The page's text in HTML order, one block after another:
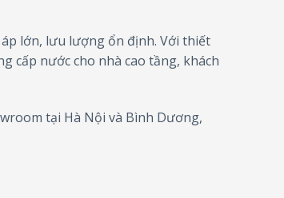
lớn, lưu lượng ổn định. Với thiết
cấp nước cho nhà cao tầng, khách
tại Hà Nội và Bình Dương,